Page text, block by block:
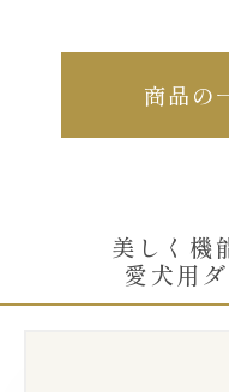
商品の
美しく機
愛犬用